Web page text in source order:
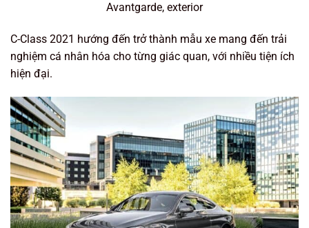
Avantgarde, exterior
C-Class 2021 hướng đến trở thành mẫu xe mang đến trải
nghiệm cá nhân hóa cho từng giác quan, với nhiều tiện ích
hiện đại.